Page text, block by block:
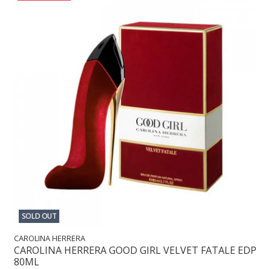
SOLD OUT
CAROLINA HERRERA
CAROLINA HERRERA GOOD GIRL VELVET FATALE EDP
80ML